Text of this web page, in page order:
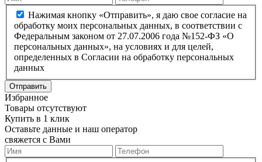
Нажимая кнопку «Отправить», я даю свое согласие на
обработку моих персональных данных, в соответствии с
Федеральным законом от 27.07.2006 года №152-ФЗ «О
персональных данных», на условиях и для целей,
определенных в Согласии на обработку персональных
данных
Отправить
Избранное
Товары отсутствуют
Купить в 1 клик
Оставьте данные и наш оператор
свяжется с Вами